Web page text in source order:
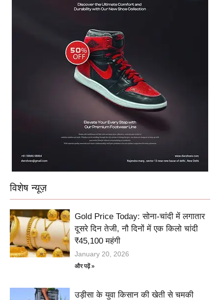
विशेष न्यूज़
Gold Price Today: सोना-चांदी में लगातार
दूसरे दिन तेजी, नौ दिनों में एक किलो चांदी
₹45,100 महंगी
January 20, 2026
और पढ़ें »
उड़ीसा के युवा किसान की खेती से चमकी